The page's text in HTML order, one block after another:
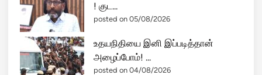
! குட...
posted on 05/08/2026
உதயநிதியை இனி இப்படித்தான்
அழைப்போம்! ...
posted on 04/08/2026